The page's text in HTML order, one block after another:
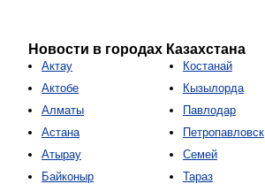
Новости в городах Казахстана
Актау
Актобе
Алматы
Астана
Атырау
Байконыр
Костанай
Кызылорда
Павлодар
Петропавловск
Семей
Тараз